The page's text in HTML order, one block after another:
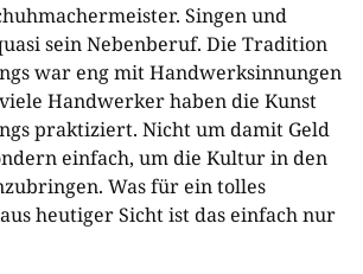
Singen und
sein Nebenberuf. Die Tradition
war eng mit Handwerksinnungen
Handwerker haben die Kunst
praktiziert. Nicht um damit Geld
einfach, um die Kultur in den
Was für ein tolles
heutiger Sicht ist das einfach nur